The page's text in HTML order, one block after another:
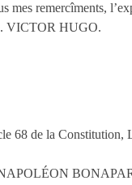
mes remercîments,
VICTOR HUGO.
68 de la Constitution,